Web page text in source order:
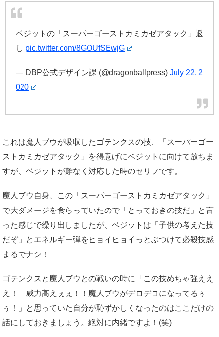
ベジットの「スーパーゴーストカミカゼアタック」返
し pic.twitter.com/8GOUfSEwjG
— DBP公式デザイン課 (@dragonballpress) July 22, 2
020
これは魔人ブウが吸収したゴテンクスの技、「スーパーゴー
ストカミカゼアタック」を得意げにベジットに向けて放ちま
すが、ベジットが難なく対応した時のセリフです。
魔人ブウ自身、この「スーパーゴーストカミカゼアタック」
で大ダメージを食らっていたので「とっておきの技だ」と言
った感じで繰り出しましたが、ベジットは「子供の考えた技
だぞ」とエネルギー弾をヒョイヒョイっとぶつけて必殺技感
まるでナシ！
ゴテンクスと魔人ブウとの戦いの時に「この技めちゃ強ええ
え！！威力高えぇぇ！！魔人ブウがデロデロになってるぅ
ぅ！」と思っていた自分が恥ずかしくなったのはここだけの
話にしておきましょう。絶対に内緒ですよ！(笑)